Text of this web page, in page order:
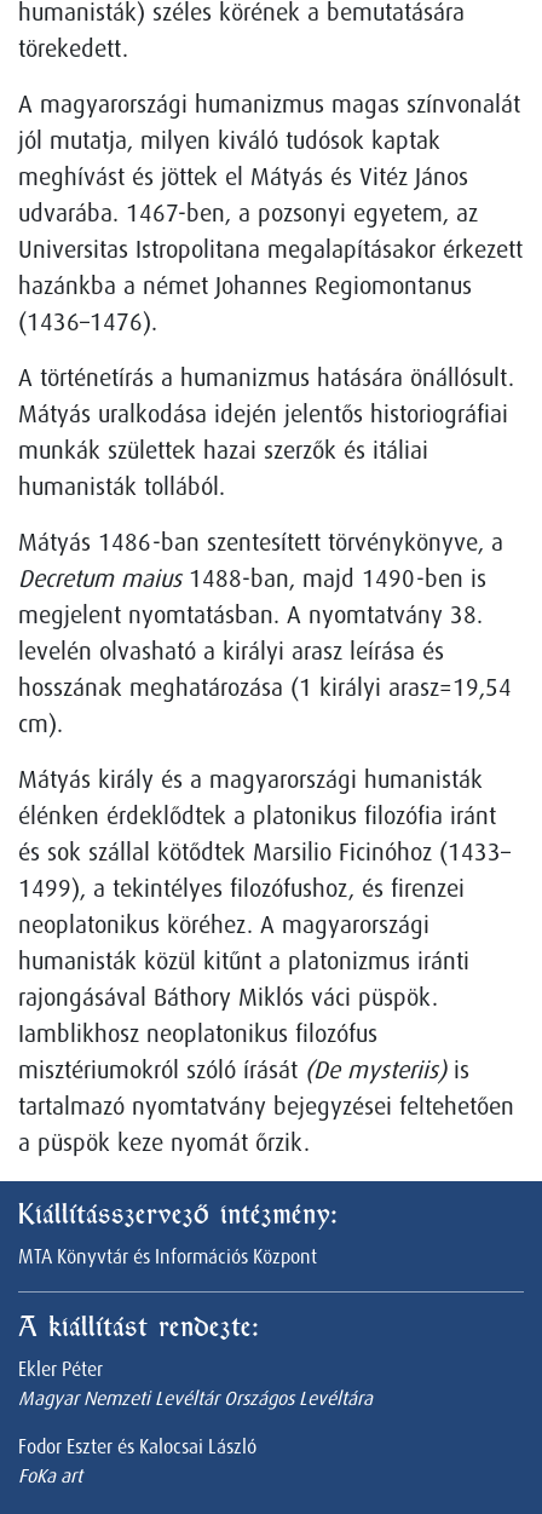
humanisták) széles körének a bemutatására
törekedett.
A magyarországi humanizmus magas színvonalát
jól mutatja, milyen kiváló tudósok kaptak
meghívást és jöttek el Mátyás és Vitéz János
udvarába. 1467-ben, a pozsonyi egyetem, az
Universitas Istropolitana megalapításakor érkezett
hazánkba a német Johannes Regiomontanus
(1436–1476).
A történetírás a humanizmus hatására önállósult.
Mátyás uralkodása idején jelentős historiográfiai
munkák születtek hazai szerzők és itáliai
humanisták tollából.
Mátyás 1486-ban szentesített törvénykönyve, a
Decretum maius1488-ban, majd 1490-ben is
megjelent nyomtatásban. A nyomtatvány 38.
levelén olvasható a királyi arasz leírása és
hosszának meghatározása (1 királyi arasz=19,54
cm).
Mátyás király és a magyarországi humanisták
élénken érdeklődtek a platonikus filozófia iránt
és sok szállal kötődtek Marsilio Ficinóhoz (1433–
1499), a tekintélyes filozófushoz, és firenzei
neoplatonikus köréhez. A magyarországi
humanisták közül kitűnt a platonizmus iránti
rajongásával Báthory Miklós váci püspök.
Iamblikhosz neoplatonikus filozófus
misztériumokról szóló írását (De mysteriis)is
tartalmazó nyomtatvány bejegyzései feltehetően
a püspök keze nyomát őrzik.
Kiállításszervező intézmény:
MTA Könyvtár és Információs Központ
A kiállítást rendezte:
Ekler Péter
Magyar Nemzeti Levéltár Országos Levéltára
Fodor Eszter és Kalocsai László
FoKa art